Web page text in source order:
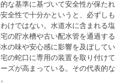
な基準に基づいて安全性が保たれ
全性で十分かというと、必ずしも
けではない。水道水に含まれる塩
の貯水槽や古い配水管を通過する
の味や安心感に影響を及ぼしてい
の蛇口に専用の装置を取り付けて
ズが高まっている。その代表的な